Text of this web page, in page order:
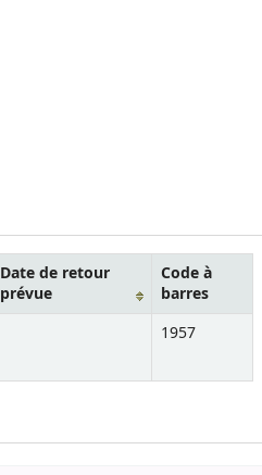
Date de retour
prévue
Code à
barres
1957